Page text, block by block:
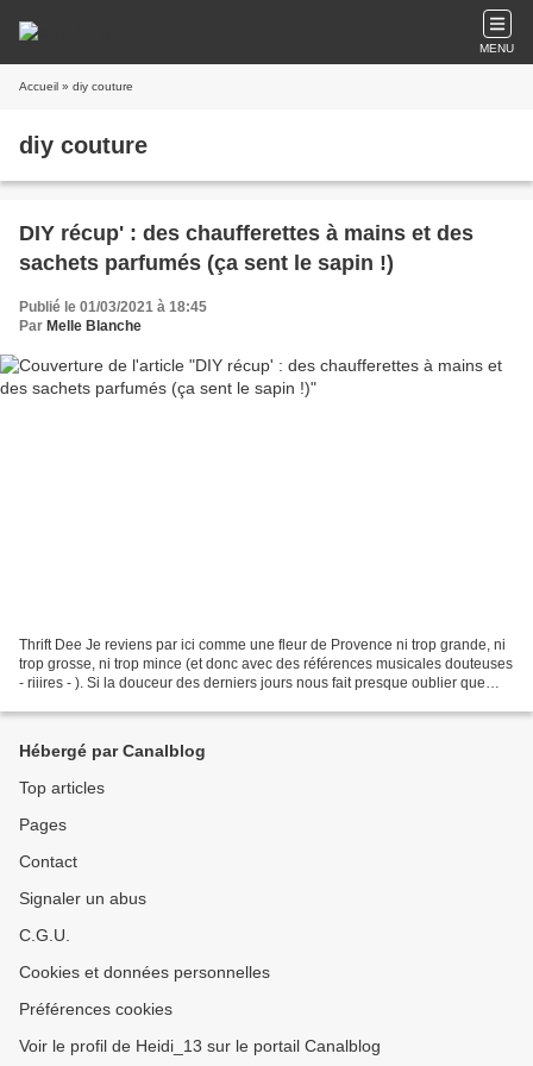
MENU
Accueil » diy couture
diy couture
DIY récup' : des chaufferettes à mains et des
sachets parfumés (ça sent le sapin !)
Publié le 01/03/2021 à 18:45
Par Melle Blanche
Thrift Dee Je reviens par ici comme une fleur de Provence ni trop grande, ni
trop grosse, ni trop mince (et donc avec des références musicales douteuses
- riiires - ). Si la douceur des derniers jours nous fait presque oublier que
Hébergé par Canalblog
Top articles
Pages
Contact
Signaler un abus
C.G.U.
Cookies et données personnelles
Préférences cookies
Voir le profil de Heidi_13 sur le portail Canalblog